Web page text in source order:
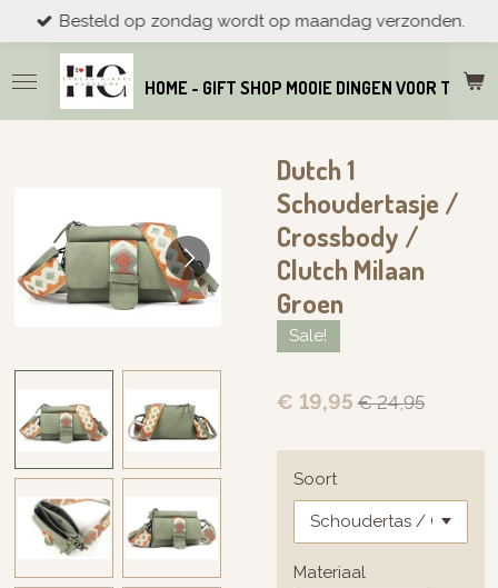
direct
naar
de
hoofdinhoud
HOME - GIFT SHOP MOOIE DINGEN VOOR THUIS
Besteld op zondag wordt op maandag verzonden.
Dutch 1
Schoudertasje /
Crossbody /
Clutch Milaan
Groen
Sale!
€ 19,95 € 24,95
Soort
Materiaal